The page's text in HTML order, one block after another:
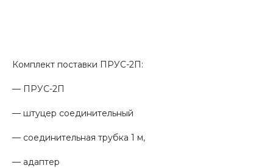
Комплект поставки ПРУС-2П:
— ПРУС-2П
— штуцер соединительный
— соединительная трубка 1 м,
— адаптер